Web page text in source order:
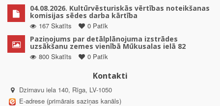
04.08.2026. Kultūrvēsturiskās vērtības noteikšanas
komisijas sēdes darba kārtība
167 Skatīts
0 Patīk
Paziņojums par detālplānojuma izstrādes
uzsākšanu zemes vienībā Mūkusalas ielā 82
800 Skatīts
0 Patīk
Kontakti
Dzirnavu iela 140, Rīga, LV-1050
E-adrese (primārais saziņas kanāls)